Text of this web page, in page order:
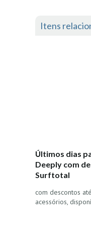
Itens
Últimos dias
Deeply com
Surftotal
com descontos
acessórios,